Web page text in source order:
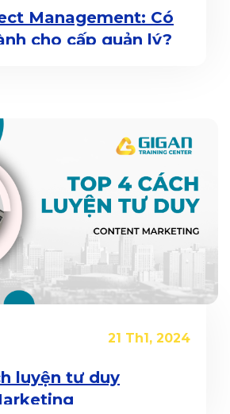
Management: Có
cho cấp quản lý?
21 Th1, 2024
luyện tư duy